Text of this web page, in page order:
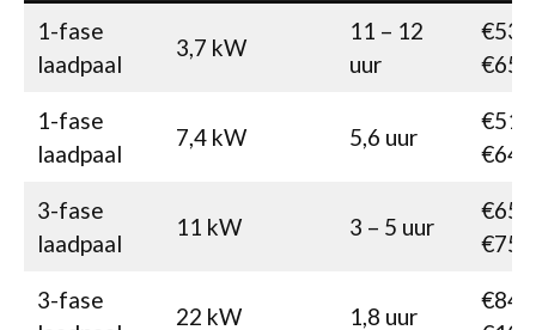
1-fase
laadpaal
3,7 kW
11 – 12
uur
€650
1-fase
laadpaal
7,4 kW 5,6 uur
€645
3-fase
laadpaal
11 kW 3 – 5 uur
€750
3-fase
22 kW 1,8 uur